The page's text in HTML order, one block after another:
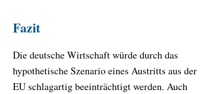
Fazit
Die deutsche Wirtschaft würde durch das
hypothetische Szenario eines Austritts aus der
EU schlagartig beeinträchtigt werden. Auch